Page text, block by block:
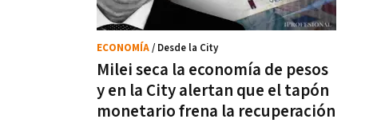
Milei seca la economía de pesos
y en la City alertan que el tapón
monetario frena la recuperación
ECONOMÍA/ Desde la City